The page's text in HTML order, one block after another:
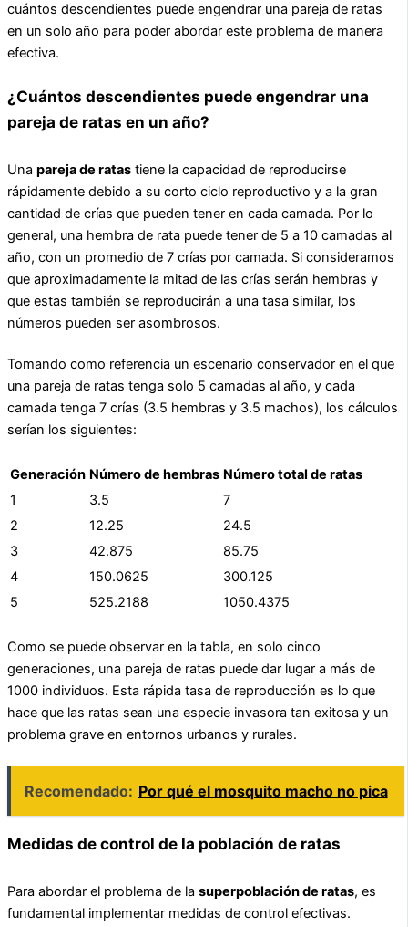
cuántos descendientes puede engendrar una pareja de ratas
en un solo año para poder abordar este problema de manera
efectiva.
¿Cuántos descendientes puede engendrar una
pareja de ratas en un año?
Una pareja de ratas tiene la capacidad de reproducirse
rápidamente debido a su corto ciclo reproductivo y a la gran
cantidad de crías que pueden tener en cada camada. Por lo
general, una hembra de rata puede tener de 5 a 10 camadas al
año, con un promedio de 7 crías por camada. Si consideramos
que aproximadamente la mitad de las crías serán hembras y
que estas también se reproducirán a una tasa similar, los
números pueden ser asombrosos.
Tomando como referencia un escenario conservador en el que
una pareja de ratas tenga solo 5 camadas al año, y cada
camada tenga 7 crías (3.5 hembras y 3.5 machos), los cálculos
serían los siguientes:
Generación Número de hembras Número total de ratas
1
3.5
7
2
12.25
24.5
3
42.875
85.75
4
150.0625
300.125
5
525.2188 1050.4375
Como se puede observar en la tabla, en solo cinco
generaciones, una pareja de ratas puede dar lugar a más de
1000 individuos. Esta rápida tasa de reproducción es lo que
hace que las ratas sean una especie invasora tan exitosa y un
problema grave en entornos urbanos y rurales.
Recomendado: Por qué el mosquito macho no pica
Medidas de control de la población de ratas
Para abordar el problema de la superpoblación de ratas, es
fundamental implementar medidas de control efectivas.